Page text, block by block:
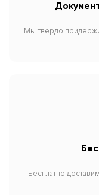
Мы твердо
Бесплатно